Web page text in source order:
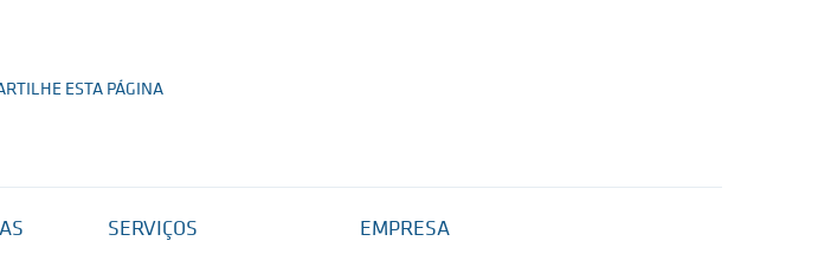
ESTA PÁGINA
SERVIÇOS EMPRESA